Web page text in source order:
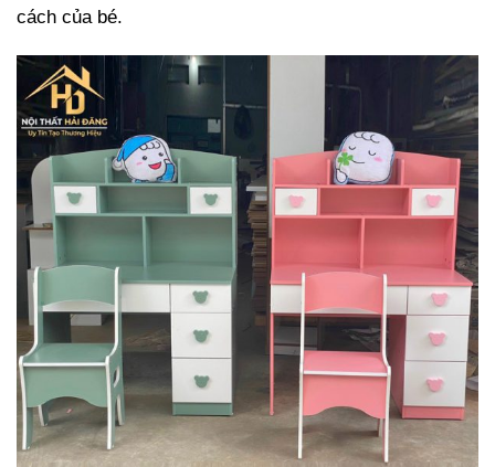
cách của bé.